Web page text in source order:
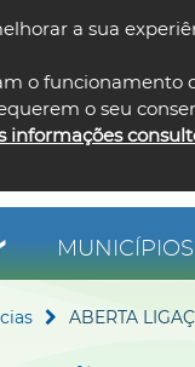
a sua
o funcionamento
o seu
informações
MUNICÍPIOS
ABERTA